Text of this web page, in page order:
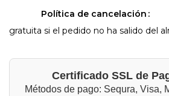
Política de cancelación
gratuita si el pedido no ha salido del
Certificado SSL de
Métodos de pago: Sequra, Visa,